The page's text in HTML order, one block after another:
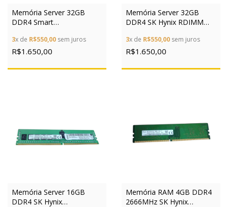
Memória Server 32GB
DDR4 Smart
RDIMM
3x de R$550,00 sem juros
R$1.650,00
Memória Server 32GB
DDR4 SK Hynix RDIMM
3x de R$550,00 sem juros
R$1.650,00
Memória Server 16GB
DDR4 SK Hynix
Memória RAM 4GB DDR4
2666MHz SK Hynix